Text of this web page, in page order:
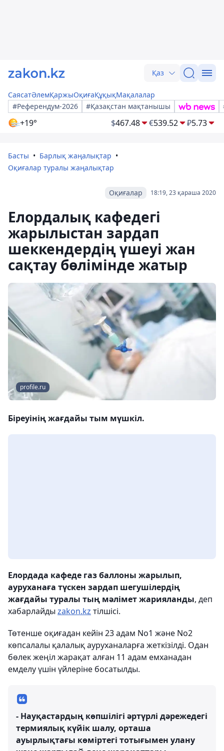
Қаз
СаясатӘлемҚаржыОқиғаҚұқықМақалалар
#Референдум-2026
#Қазақстан мақтанышы
+19° $467.48 €539.52 ₽5.73
Басты
Барлық жаңалықтар
Оқиғалар туралы жаңалықтар
18:19, 23 қараша 2020
Оқиғалар
Елордалық кафедегі
жарылыстан зардап
шеккендердің үшеуі жан
сақтау бөлімінде жатыр
profile.ru
Біреуінің жағдайы тым мүшкіл.
Елордада кафеде газ баллоны жарылып,
ауруханаға түскен зардап шегушілердің
жағдайы туралы тың мәлімет жарияланды, деп
хабарлайды zakon.kz тілшісі.
Төтенше оқиғадан кейін 23 адам No1 және No2
көпсалалы қалалық ауруханаларға жеткізілді. Одан
бөлек жеңіл жарақат алған 11 адам емханадан
емделу үшін үйлеріне босатылды.
- Науқастардың көпшілігі әртүрлі дәрежедегі
термиялық күйік шалу, орташа
ауырлықтағы көміртегі тотығымен улану